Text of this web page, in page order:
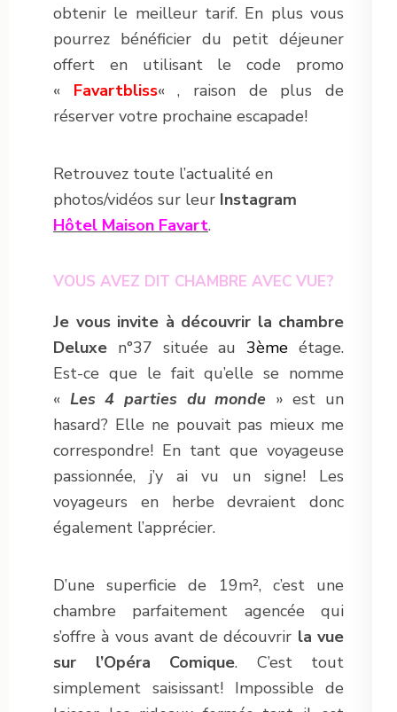
obtenir le meilleur tarif. En plus vous
pourrez bénéficier du petit déjeuner
offert en utilisant le code promo
« Favartbliss« , raison de plus de
réserver votre prochaine escapade!
Retrouvez toute l’actualité en
photos/vidéos sur leur Instagram
Hôtel Maison Favart.
VOUS AVEZ DIT CHAMBRE AVEC VUE?
Je vous invite à découvrir la chambre
Deluxe n°37 située au 3èmeétage.
Est-ce que le fait qu’elle se nomme
« Les 4 parties du monde » est un
hasard? Elle ne pouvait pas mieux me
correspondre! En tant que voyageuse
passionnée, j’y ai vu un signe! Les
voyageurs en herbe devraient donc
également l’apprécier.
D’une superficie de 19m², c’est une
chambre parfaitement agencée qui
s’offre à vous avant de découvrir la vue
sur l’Opéra Comique. C’est tout
simplement saisissant! Impossible de